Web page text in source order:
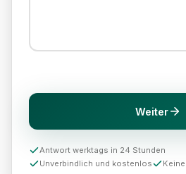
Weiter
Antwort werktags in 24 Stunden
Unverbindlich und kostenlos